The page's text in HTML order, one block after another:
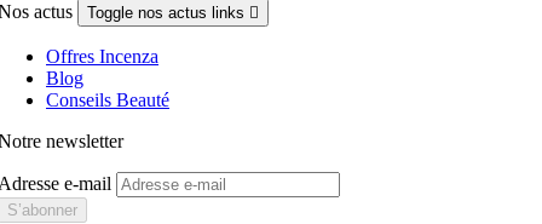
actus Toggle nos actus links 
Offres Incenza
Blog
Conseils Beauté
newsletter
e-mail